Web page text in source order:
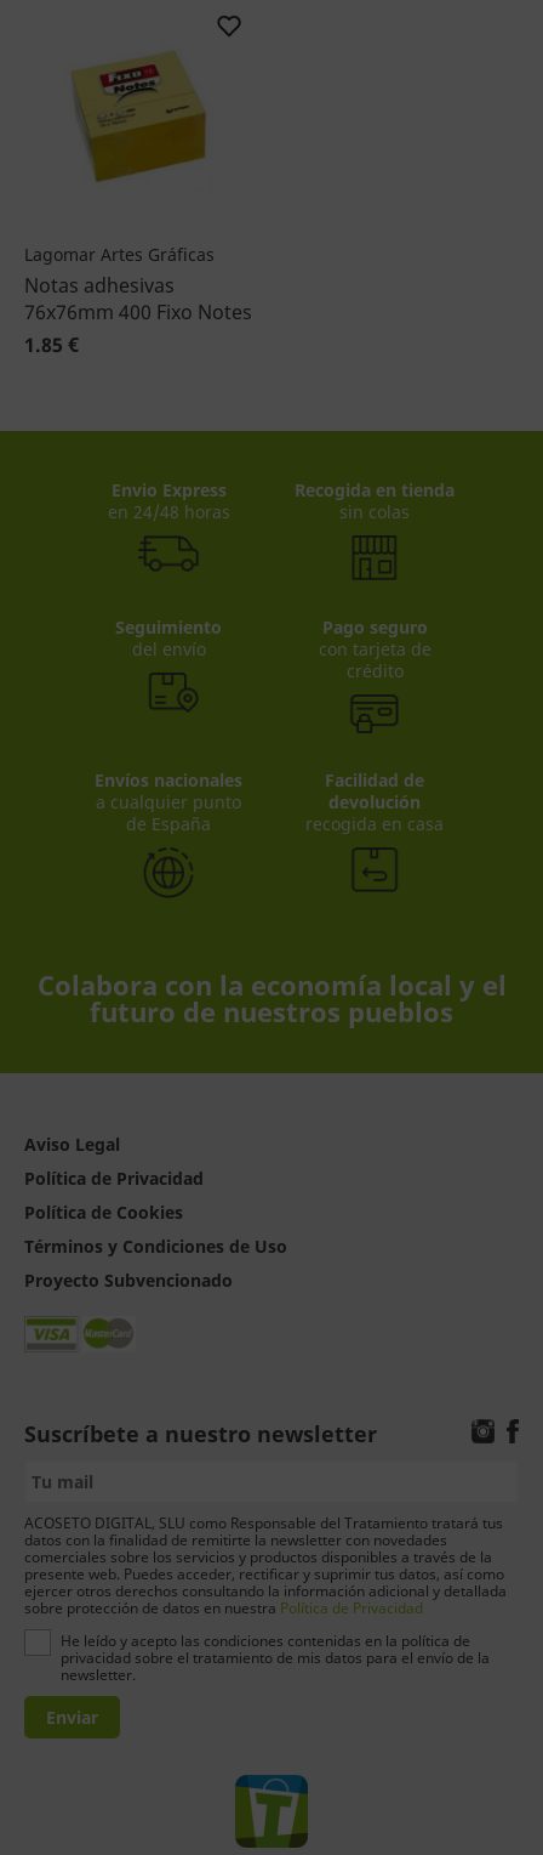
Lagomar Artes Gráficas
Notas adhesivas
76x76mm 400 Fixo Notes
1.85 €
Envio Express
en 24/48 horas
Recogida en tienda
sin colas
Seguimiento
del envío
Pago seguro
con tarjeta de
crédito
Envíos nacionales
a cualquier punto
de España
Facilidad de
devolución
recogida en casa
Colabora con la economía local y el
futuro de nuestros pueblos
Aviso Legal
Política de Privacidad
Política de Cookies
Términos y Condiciones de Uso
Proyecto Subvencionado
Suscríbete a nuestro newsletter
ACOSETO DIGITAL, SLU como Responsable del Tratamiento tratará tus
datos con la finalidad de remitirte la newsletter con novedades
comerciales sobre los servicios y productos disponibles a través de la
presente web. Puedes acceder, rectificar y suprimir tus datos, así como
ejercer otros derechos consultando la información adicional y detallada
sobre protección de datos en nuestra Política de Privacidad
He leído y acepto las condiciones contenidas en la política de
privacidad sobre el tratamiento de mis datos para el envío de la
newsletter.
Enviar